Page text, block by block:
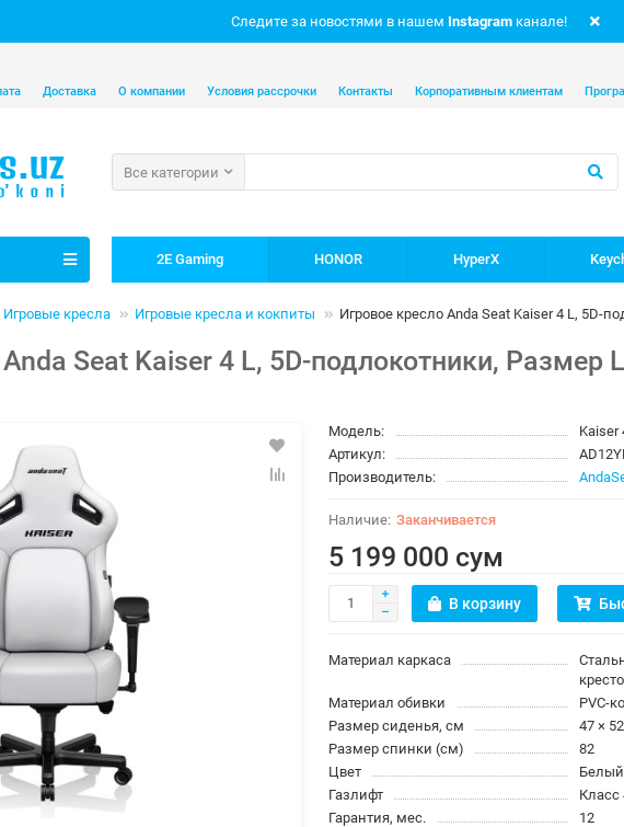
Следите за новостями в нашем Instagram канале!
Доставка О компании Условия рассрочки Контакты Корпоративным клиентам
Все категории
2E Gaming HONOR HyperX
Игровые кресла Игровые кресла и кокпиты Игровое кресло Anda Seat Kaiser 4 L, 5D-
Seat Kaiser 4 L, 5D-подлокотники, Размер
Модель:
Kaiser
Артикул:
Производитель:
Заканчивается
5 199 000 сум
В корзину
Материал каркаса
Материал обивки
PVC-
Размер сиденья, см
47 × 52
Размер спинки (см)
82
Цвет
Белый
Газлифт
Класс
Гарантия, мес.
12